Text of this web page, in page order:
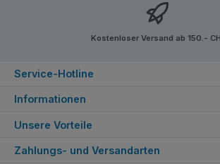
Kostenloser Versand ab 150.-
Service-Hotline
Informationen
Unsere Vorteile
Zahlungs- und Versandarten